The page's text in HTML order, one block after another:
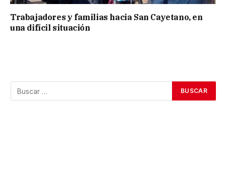
Trabajadores y familias hacia San Cayetano, en
una difícil situación